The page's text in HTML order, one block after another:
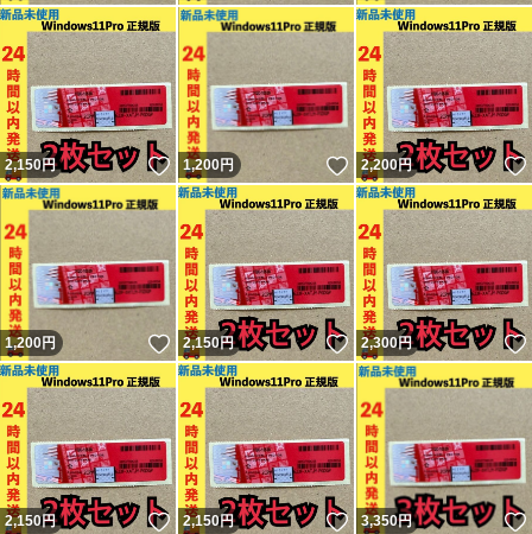
2,150円 いいね！
1,200円 いいね！
2,200円
1,200円 いいね！
2,150円 いいね！
2,300円
2,150円 いいね！
2,150円 いいね！
3,350円